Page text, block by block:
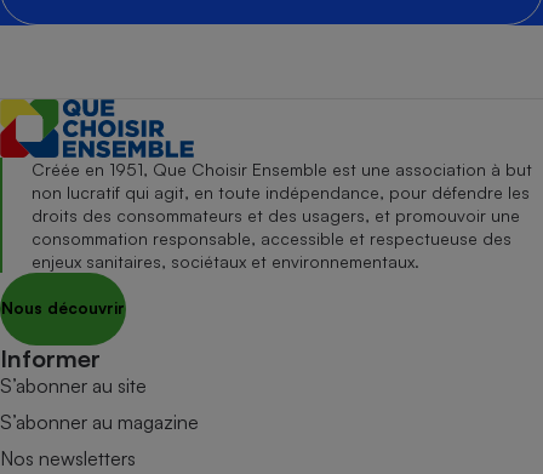
Créée en 1951, Que Choisir Ensemble est une association à but
non lucratif qui agit, en toute indépendance, pour défendre les
droits des consommateurs et des usagers, et promouvoir une
consommation responsable, accessible et respectueuse des
enjeux sanitaires, sociétaux et environnementaux.
Nous découvrir
Informer
S’abonner au site
S’abonner au magazine
Nos newsletters